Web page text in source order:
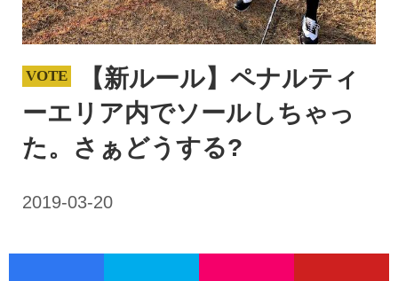
【新ルール】ペナルティ
ーエリア内でソールしちゃっ
た。さぁどうする?